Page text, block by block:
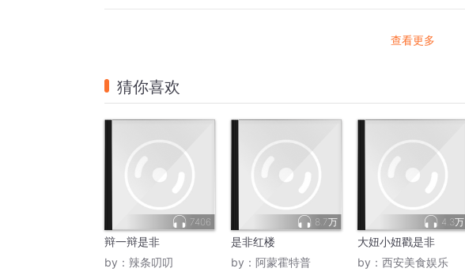
查看更多
猜你喜欢
7406
辩一辩是非
by： 辣条叨叨
8.7万
是非红楼
by： 阿蒙霍特普
4.3万
大妞小妞戳是非
by： 西安美食娱乐